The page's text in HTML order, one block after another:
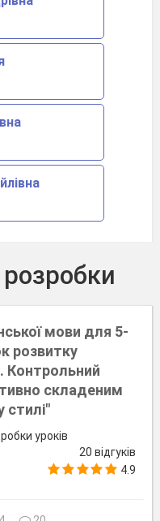
мови для 5-
розвитку
Контрольний
складеним
уроків
20 відгуків
4.9